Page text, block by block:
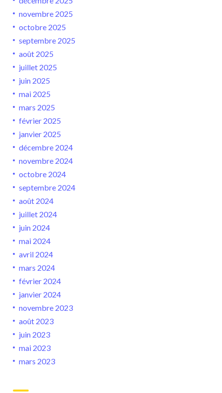
novembre 2025
octobre 2025
septembre 2025
août 2025
juillet 2025
juin 2025
mai 2025
mars 2025
février 2025
janvier 2025
décembre 2024
novembre 2024
octobre 2024
septembre 2024
août 2024
juillet 2024
juin 2024
mai 2024
avril 2024
mars 2024
février 2024
janvier 2024
novembre 2023
août 2023
juin 2023
mai 2023
mars 2023